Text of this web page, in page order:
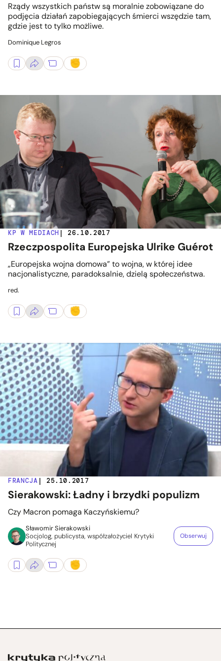
Rządy wszystkich państw są moralnie zobowiązane do
podjęcia działań zapobiegających śmierci wszędzie tam,
gdzie jest to tylko możliwe.
Dominique Legros
KP W MEDIACH | 26.10.2017
Rzeczpospolita Europejska Ulrike Guérot
„Europejska wojna domowa” to wojna, w której idee
nacjonalistyczne, paradoksalnie, dzielą społeczeństwa.
red.
FRANCJA | 25.10.2017
Sierakowski: Ładny i brzydki populizm
Czy Macron pomaga Kaczyńskiemu?
Sławomir Sierakowski
Socjolog, publicysta, współzałożyciel Krytyki
Politycznej
Obserwuj